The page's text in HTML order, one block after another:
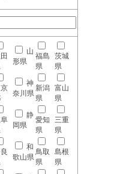
山
形県
福島
県
茨城
県
神
奈川県
新潟
県
富山
県
静
岡県
愛知
県
三重
県
和
歌山県
鳥取
県
島根
県